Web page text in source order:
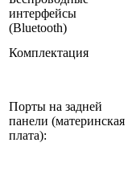
интерфейсы
(Bluetooth)
Комплектация
Порты на задней
панели (материнская
плата):